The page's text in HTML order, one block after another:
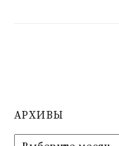
АРХИВЫ